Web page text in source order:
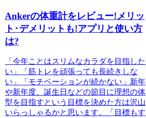
Ankerの体重計をレビュー!メリッ
ト･デメリットも!アプリと使い方
は?
「今年ことはスリムなカラダを目指した
い」「筋トレを頑張っても長続きしな
い」「モチベーションが続かない」新年
や新年度、誕生日などの節目に理想の体
型を目指すという目標を決めた方は沢山
いらっしゃるかと思います。「目標もす